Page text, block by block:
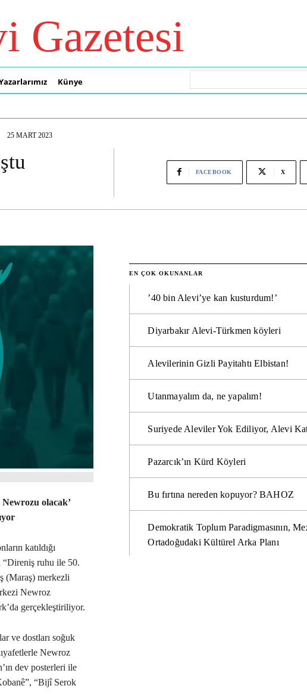
Gazetesi
Künye
25 MART 2023
FACEBOOK X
olacak’
katıldığı
ruhu ile 50.
(Maraş) merkezli
Newroz
gerçekleştiriliyor.
ve dostları soğuk
Newroz
dev posterleri ile
“Bijî Serok
EN ÇOK OKUNANLAR
’40 bin Alevi’ye kan kusturdum!’
Diyarbakır Alevi-Türkmen köyleri
Alevilerinin Gizli Payitahtı Elbistan!
Utanmayalım da, ne yapalım!
Suriyede Aleviler Yok Ediliyor, Alevi
Pazarcık’ın Kürd Köyleri
Bu fırtına nereden kopuyor? BAHOZ
Demokratik Toplum Paradigmasının,
Ortadoğudaki Kültürel Arka Planı